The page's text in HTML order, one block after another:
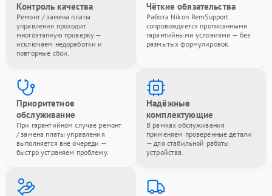
Контроль качества
Ремонт / замена платы
управления проходит
многоэтапную проверку —
исключаем недоработки и
повторные сбои.
Чёткие обязательства
Работа Nikon RemSupport
сопровождается прописанными
гарантийными условиями — без
размытых формулировок.
Приоритетное
обслуживание
При гарантийном случае ремонт
/ замена платы управления
выполняется вне очереди —
быстро устраняем проблему.
Надёжные
комплектующие
В рамках обслуживания
применяем проверенные детали
— для стабильной работы
устройства.